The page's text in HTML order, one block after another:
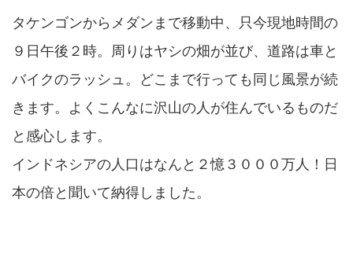
タケンゴンからメダンまで移動中、只今現地時間の
９日午後２時。周りはヤシの畑が並び、道路は車と
バイクのラッシュ。どこまで行っても同じ風景が続
きます。よくこんなに沢山の人が住んでいるものだ
と感心します。
インドネシアの人口はなんと２憶３０００万人！日
本の倍と聞いて納得しました。